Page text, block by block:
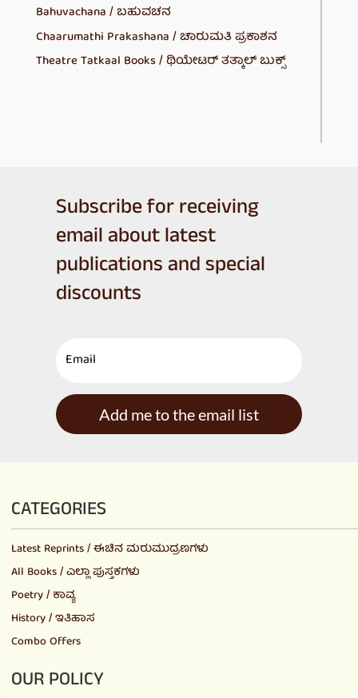
Bahuvachana / ಬಹುವಚನ
Chaarumathi Prakashana / ಚಾರುಮತಿ ಪ್ರಕಾಶನ
Theatre Tatkaal Books / ಥಿಯೇಟರ್ ತತ್ಕಾಲ್ ಬುಕ್ಸ್
Subscribe for receiving
email about latest
publications and special
discounts
Add me to the email list
CATEGORIES
Latest Reprints / ಈಚಿನ ಮರುಮುದ್ರಣಗಳು
All Books / ಎಲ್ಲಾ ಪುಸ್ತಕಗಳು
Poetry / ಕಾವ್ಯ
History / ಇತಿಹಾಸ
Combo Offers
OUR POLICY